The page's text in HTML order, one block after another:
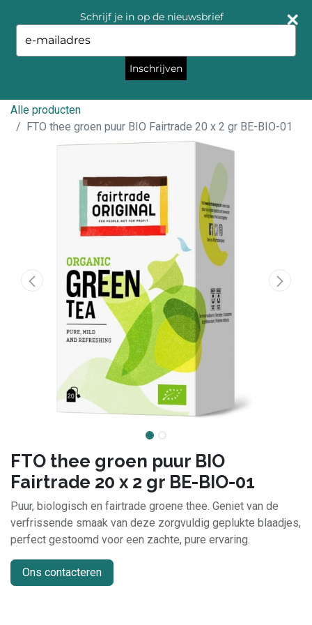
Alle producten
FTO thee groen puur BIO Fairtrade 20 x 2 gr BE-BIO-01
FTO thee groen puur BIO
Fairtrade 20 x 2 gr BE-BIO-01
Puur, biologisch en fairtrade groene thee. Geniet van de
verfrissende smaak van deze zorgvuldig geplukte blaadjes,
perfect gestoomd voor een zachte, pure ervaring.
Ons contacteren
Schrijf je in op de nieuwsbrief
your
email
Inschrijven